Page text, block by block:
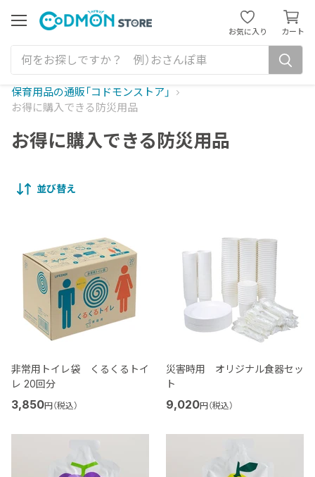
ュ
ー
お気に入り カート
カ
ー
ト
見
保育用品の通販「コドモンストア」
お得に購入できる防災用品
お得に購入できる防災用品
並び替え
非常用トイレ袋 くるくるトイ
レ 20回分
3,850円（税込）
災害時用 オリジナル食器セッ
ト
9,020円（税込）